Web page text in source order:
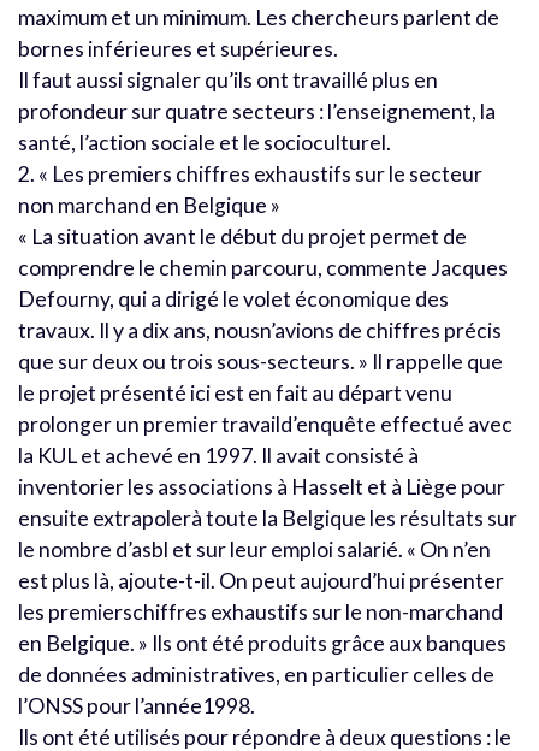
maximum et un minimum. Les chercheurs parlent de
bornes inférieures et supérieures.
Il faut aussi signaler qu’ils ont travaillé plus en
profondeur sur quatre secteurs : l’enseignement, la
santé, l’action sociale et le socioculturel.
2. « Les premiers chiffres exhaustifs sur le secteur
non marchand en Belgique »
« La situation avant le début du projet permet de
comprendre le chemin parcouru, commente Jacques
Defourny, qui a dirigé le volet économique des
travaux. Il y a dix ans, nousn’avions de chiffres précis
que sur deux ou trois sous-secteurs. » Il rappelle que
le projet présenté ici est en fait au départ venu
prolonger un premier travaild’enquête effectué avec
la KUL et achevé en 1997. Il avait consisté à
inventorier les associations à Hasselt et à Liège pour
ensuite extrapolerà toute la Belgique les résultats sur
le nombre d’asbl et sur leur emploi salarié. « On n’en
est plus là, ajoute-t-il. On peut aujourd’hui présenter
les premierschiffres exhaustifs sur le non-marchand
en Belgique. » Ils ont été produits grâce aux banques
de données administratives, en particulier celles de
l’ONSS pour l’année1998.
Ils ont été utilisés pour répondre à deux questions : le